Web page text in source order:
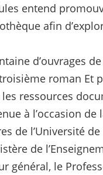
entend
afin
d’ouvrages
roman
ressources
à l’occasion
de l’Université
de
général, le